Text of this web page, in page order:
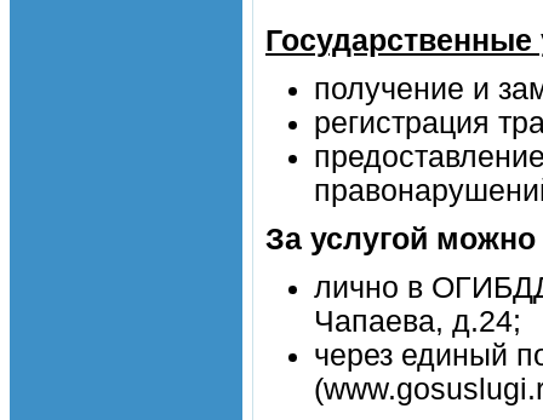
Государственные
получение и
регистрация
За услугой можно
лично в
Чапаева, д.24;
через единый